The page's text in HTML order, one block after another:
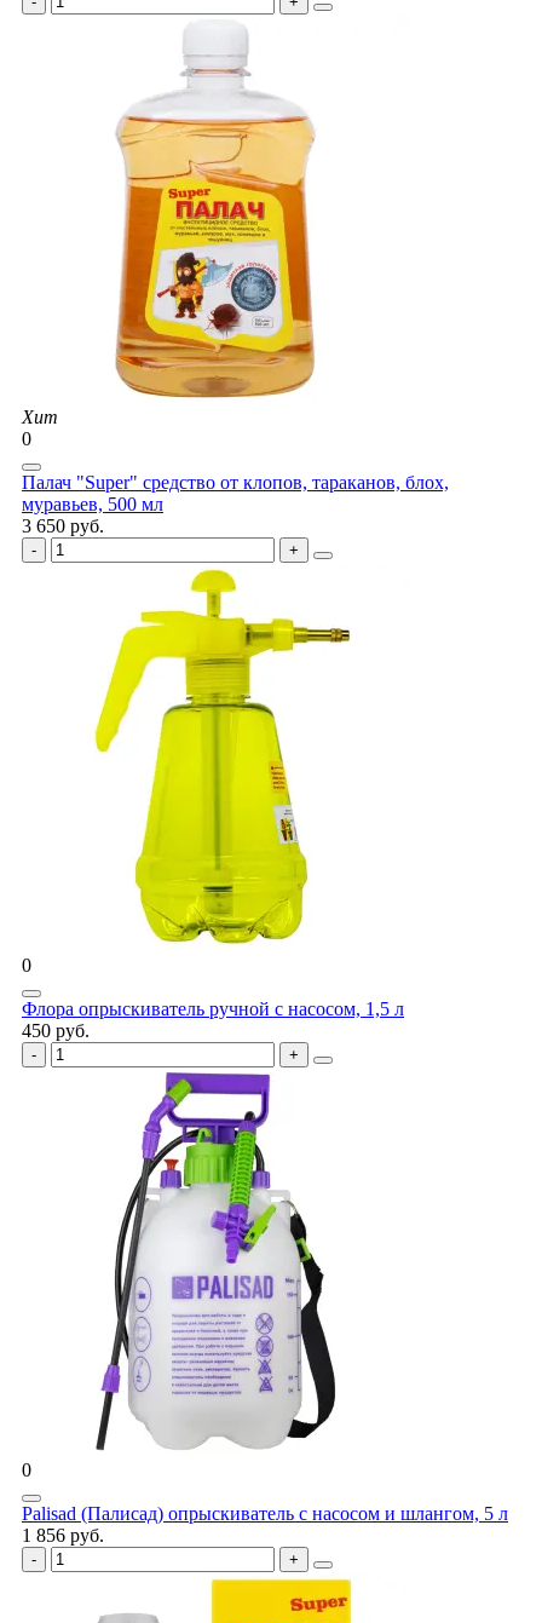
Хит
0
Палач "Super" средство от клопов, тараканов, блох,
муравьев, 500 мл
3 650 руб.
0
Флора опрыскиватель ручной с насосом, 1,5 л
450 руб.
0
Palisad (Палисад) опрыскиватель с насосом и шлангом, 5 л
1 856 руб.